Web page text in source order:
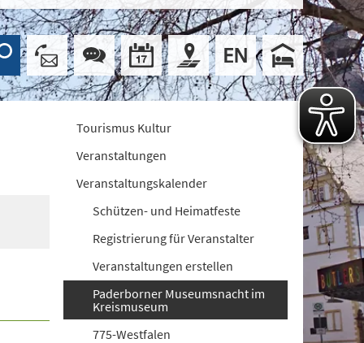
Tourismus Kultur
Veranstaltungen
Veranstaltungskalender
Schützen- und Heimatfeste
Registrierung für Veranstalter
Veranstaltungen erstellen
Paderborner Museumsnacht im
Kreismuseum
775-Westfalen